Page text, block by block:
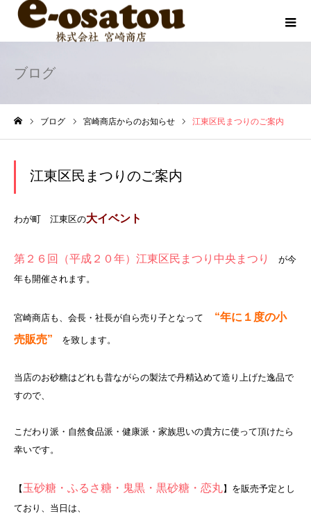
ブログ
ブログ 宮崎商店からのお知らせ 江東区民まつりのご案内
江東区民まつりのご案内
わが町 江東区の大イベント
第２６回（平成２０年）江東区民まつり中央まつり
が今
年も開催されます。
宮崎商店も、会長・社長が自ら売り子となって
“年に１度の小
売販売” を致します。
当店のお砂糖はどれも昔ながらの製法で丹精込めて造り上げた逸品で
すので、
こだわり派・自然食品派・健康派・家族思いの貴方に使って頂けたら
幸いです。
【 玉砂糖・ふるさ糖・鬼黒・黒砂糖・恋丸】を販売予定とし
ており、当日は、